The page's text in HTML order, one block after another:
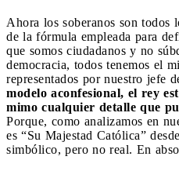
Ahora los soberanos son todos
de la fórmula empleada para
que somos ciudadanos y no
democracia, todos tenemos el
representados por nuestro jefe
modelo aconfesional, el rey
mimo cualquier detalle que
Porque, como analizamos en
es “Su Majestad Católica”
simbólico, pero no real. En